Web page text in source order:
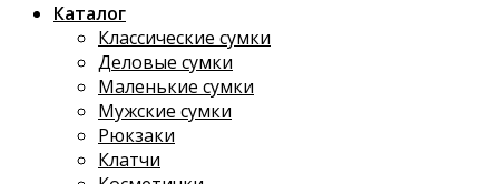
Каталог
Классические сумки
Деловые сумки
Маленькие сумки
Мужские сумки
Рюкзаки
Клатчи